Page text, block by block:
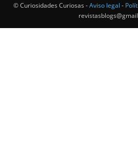
© Curiosidades Curiosas -Aviso legal -